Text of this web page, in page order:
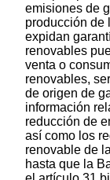
emisiones de
producción de
expidan
renovables
venta o
renovables,
de origen de
información
reducción de
así como los
renovable de
hasta que la